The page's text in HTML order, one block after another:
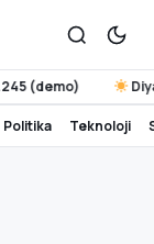
(demo)
politika teknoloji